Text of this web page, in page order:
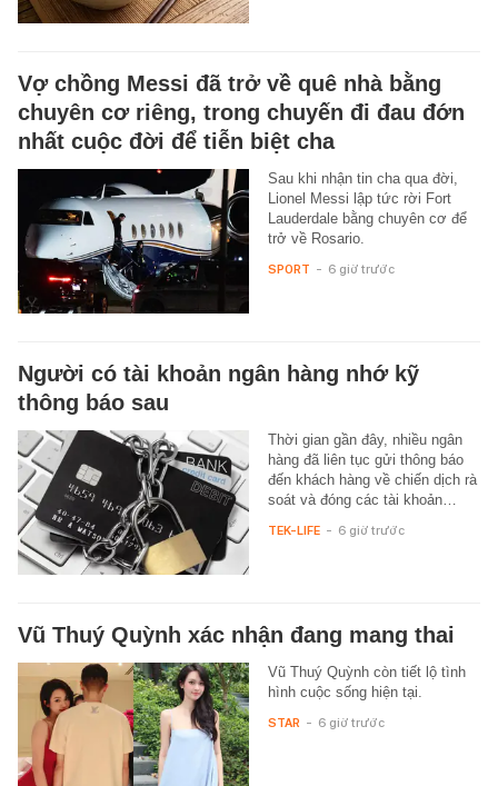
Vợ chồng Messi đã trở về quê nhà bằng
chuyên cơ riêng, trong chuyến đi đau đớn
nhất cuộc đời để tiễn biệt cha
Sau khi nhận tin cha qua đời,
Lionel Messi lập tức rời Fort
Lauderdale bằng chuyên cơ để
trở về Rosario.
SPORT - 6 giờ trước
Người có tài khoản ngân hàng nhớ kỹ
thông báo sau
Thời gian gần đây, nhiều ngân
hàng đã liên tục gửi thông báo
đến khách hàng về chiến dịch rà
soát và đóng các tài khoản…
TEK-LIFE - 6 giờ trước
Vũ Thuý Quỳnh xác nhận đang mang thai
Vũ Thuý Quỳnh còn tiết lộ tình
hình cuộc sống hiện tại.
STAR - 6 giờ trước